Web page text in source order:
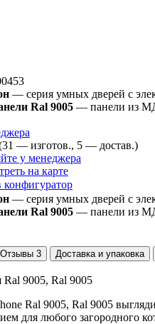
— серия умных дверей с
Ral 9005 — панели из
— изготов., 5 — достав.)
у менеджера
на карте
конфигуратор
— серия умных дверей с
Ral 9005 — панели из
Отзывы 3 Доставка и упаковка
Ral 9005, Ral 9005
Ral 9005, Ral 9005
для любого загородного